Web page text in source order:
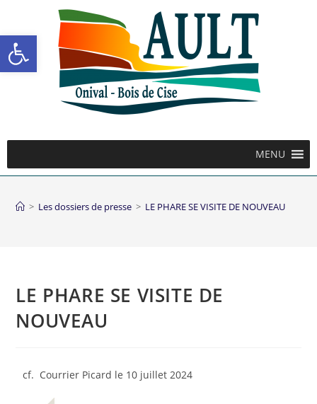
Ouvrir la barre d’outils
MENU
> Les dossiers de presse > LE PHARE SE VISITE DE NOUVEAU
LE PHARE SE VISITE DE
NOUVEAU
cf. Courrier Picard le 10 juillet 2024